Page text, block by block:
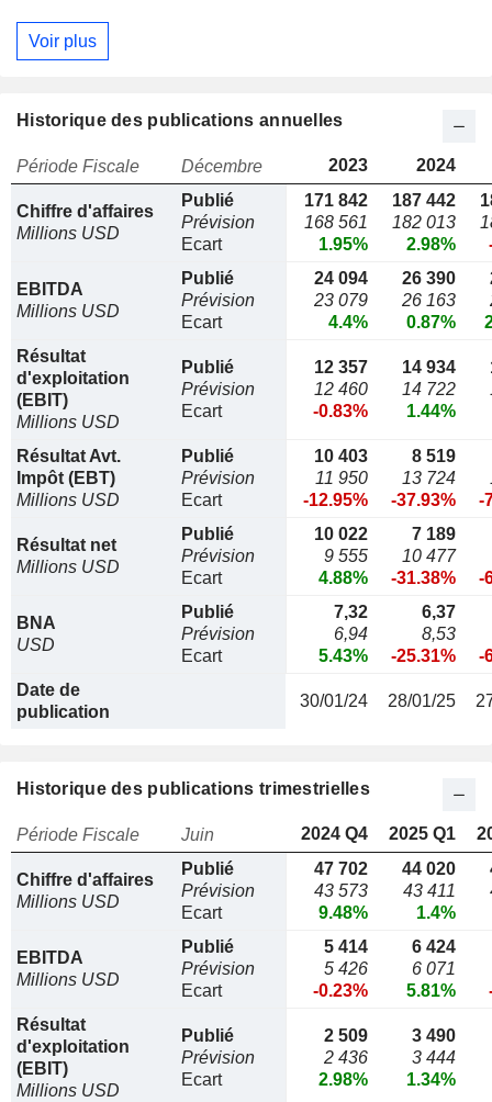
Voir plus
Historique des publications annuelles
Période Fiscale Décembre 2023 2024
Chiffre d'affaires
Millions USD
Publié
Prévision
Ecart
171 842
168 561
1.95%
187 442
182 013
2.98%
EBITDA
Millions USD
Publié
Prévision
Ecart
24 094
23 079
4.4%
26 390
26 163
0.87%
Résultat
d'exploitation
(EBIT)
Millions USD
Publié
Prévision
Ecart
12 357
12 460
-0.83%
14 934
14 722
1.44%
Résultat Avt.
Impôt (EBT)
Millions USD
Publié
Prévision
Ecart
10 403
11 950
-12.95%
8 519
13 724
-37.93%
-
Résultat net
Millions USD
Publié
Prévision
Ecart
10 022
9 555
4.88%
7 189
10 477
-31.38%
-
BNA
USD
Publié
Prévision
Ecart
7,32
6,94
5.43%
6,37
8,53
-25.31%
-
Date de
publication
30/01/24 28/01/25
Historique des publications trimestrielles
Période Fiscale Juin 2024 Q4 2025 Q1
Chiffre d'affaires
Millions USD
Publié
Prévision
Ecart
47 702
43 573
9.48%
44 020
43 411
1.4%
EBITDA
Millions USD
Publié
Prévision
Ecart
5 414
5 426
-0.23%
6 424
6 071
5.81%
Résultat
d'exploitation
(EBIT)
Millions USD
Publié
Prévision
Ecart
2 509
2 436
2.98%
3 490
3 444
1.34%